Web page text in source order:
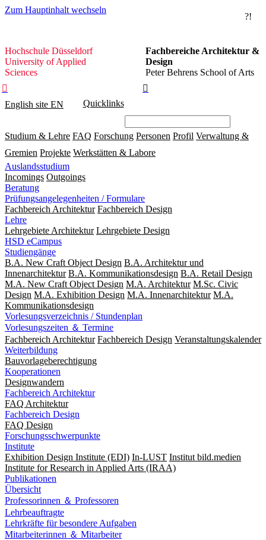
Zum Hauptinhalt wechseln
?!
Hochschule
Düsseldorf
Hochschule Düsseldorf
University of Applied
Sciences
Fachbereiche Architektur &
Design
Peter Behrens School of Arts


English site EN Quicklinks
Studium & Lehre FAQ Forschung Personen Profil Verwaltung &
Gremien Projekte Werkstätten & Labore
Auslandsstudium
Incomings Outgoings
Beratung
Prüfungsangelegenheiten / Formulare
Fachbereich Architektur Fachbereich Design
Lehre
Lehrgebiete Architektur Lehrgebiete Design
HSD eCampus
Studiengänge
B.A. New Craft Object Design B.A. Architektur und
Innenarchitektur B.A. Kommunikationsdesign B.A. Retail Design
M.A. New Craft Object Design M.A. Architektur M.Sc. Civic
Design M.A. Exhibition Design M.A. Innenarchitektur M.A.
Kommunikationsdesign
Vorlesungsverzeichnis / Stundenplan
Vorlesungszeiten ＆ Termine
Fachbereich Architektur Fachbereich Design Veranstaltungskalender
Weiterbildung
Bauvorlageberechtigung
Kooperationen
Designwandern
Fachbereich Architektur
FAQ Architektur
Fachbereich Design
FAQ Design
Forschungsschwerpunkte
Institute
Exhibition Design Institute (EDI) In-LUST Institut bild.medien
Institute for Research in Applied Arts (IRAA)
Publikationen
Übersicht
Professorinnen ＆ Professoren
Lehrbeauftragte
Lehrkräfte für besondere Aufgaben
Mitarbeiterinnen ＆ Mitarbeiter